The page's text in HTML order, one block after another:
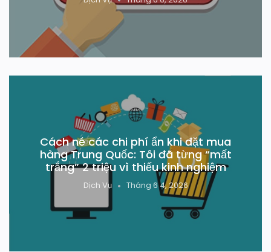
Cách né các chi phí ẩn khi đặt mua
hàng Trung Quốc: Tôi đã từng “mất
trắng” 2 triệu vì thiếu kinh nghiệm
Dịch Vụ Tháng 6 4, 2026